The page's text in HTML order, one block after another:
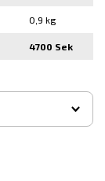
0,9 kg
4700 Sek
▾